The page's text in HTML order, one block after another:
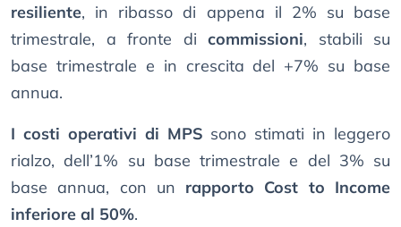
resiliente, in ribasso di appena il 2% su base
trimestrale, a fronte di commissioni, stabili su
base trimestrale e in crescita del +7% su base
annua.
I costi operativi di MPS sono stimati in leggero
rialzo, dell’1% su base trimestrale e del 3% su
base annua, con un rapporto Cost to Income
inferiore al 50%.